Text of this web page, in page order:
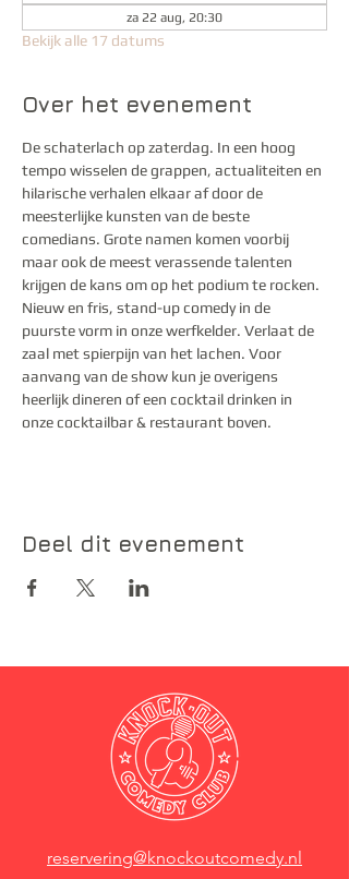
za 22 aug, 20:30
Bekijk alle 17 datums
Over het evenement
De schaterlach op zaterdag. In een hoog
tempo wisselen de grappen, actualiteiten en
hilarische verhalen elkaar af door de
meesterlijke kunsten van de beste
comedians. Grote namen komen voorbij
maar ook de meest verassende talenten
krijgen de kans om op het podium te rocken.
Nieuw en fris, stand-up comedy in de
puurste vorm in onze werfkelder. Verlaat de
zaal met spierpijn van het lachen. Voor
aanvang van de show kun je overigens
heerlijk dineren of een cocktail drinken in
onze cocktailbar & restaurant boven.
Deel dit evenement
reservering@knockoutcomedy.nl